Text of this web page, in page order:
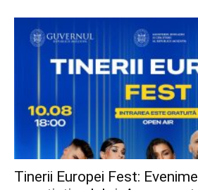
Tinerii Europei Fest: